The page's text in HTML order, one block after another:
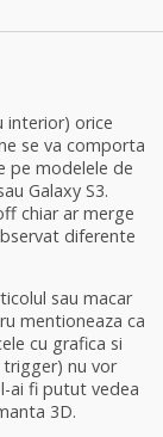
interior) orice
se va comporta
pe modelele de
Galaxy S3.
chiar ar merge
diferente
sau macar
mentioneaza ca
cu grafica si
nu vor
ai fi putut vedea
3D.